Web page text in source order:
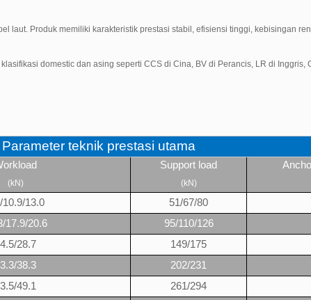
laut. Produk memiliki karakteristik prestasi stabil, efisiensi tinggi, kebisingan
domestic dan asing seperti CCS di Cina, BV di Perancis, LR di Inggris,
Parameter teknik prestasi utama
(kN)
Support load
(kN)
10.9/13.0 51/67/80
17.9/20.6 95/110/126
28.7 149/175
38.3 202/231
49.1 261/294